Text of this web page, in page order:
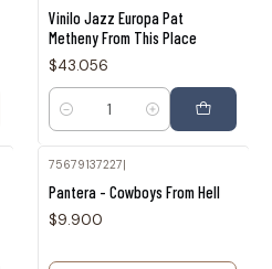
Vinilo Jazz Europa Pat
Metheny From This Place
$43.056
Cantidad
75679137227|
Pantera - Cowboys From Hell
$9.900